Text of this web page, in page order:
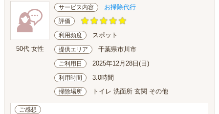
50代 女性
サービス内容 お掃除代行
評価
利用頻度 スポット
提供エリア 千葉県市川市
ご利用日 2025年12月28日(日)
利用時間 3.0時間
掃除場所 トイレ 洗面所 玄関 その他
ご感想